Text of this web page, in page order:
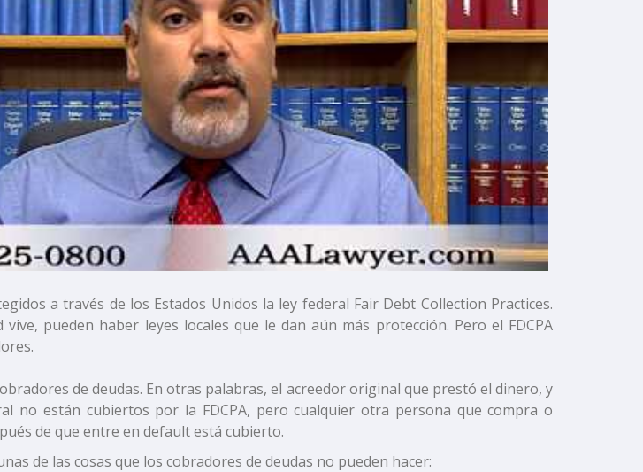
a través de los Estados Unidos la ley federal Fair Debt Collection Practices.
vive, pueden haber leyes locales que le dan aún más protección. Pero el FDCPA
de deudas. En otras palabras, el acreedor original que prestó el dinero, y
no están cubiertos por la FDCPA, pero cualquier otra persona que compra o
de que entre en default está cubierto.
de las cosas que los cobradores de deudas no pueden hacer: